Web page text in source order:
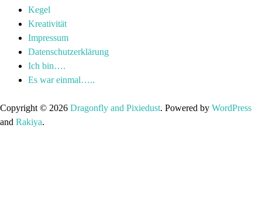
Kegel
Kreativität
Impressum
Datenschutzerklärung
Ich bin….
Es war einmal…..
Copyright © 2026 Dragonfly and Pixiedust. Powered by WordPress
and Rakiya.